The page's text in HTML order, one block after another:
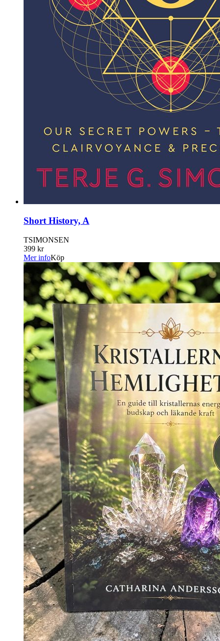
Short History, A
TSIMONSEN
399 kr
Mer infoKöp